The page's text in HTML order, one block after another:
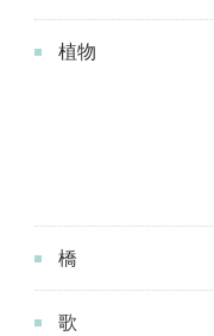
植物
橋
歌